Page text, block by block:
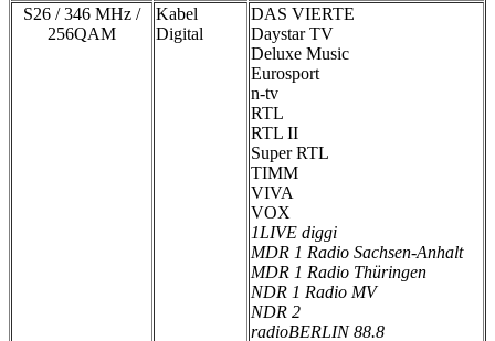
S26 / 346 MHz /
256QAM
Kabel
Digital
DAS VIERTE
Daystar TV
Deluxe Music
Eurosport
n-tv
RTL
RTL II
Super RTL
TIMM
VIVA
VOX
1LIVE diggi
MDR 1 Radio Sachsen-Anhalt
MDR 1 Radio Thüringen
NDR 1 Radio MV
NDR 2
radioBERLIN 88.8